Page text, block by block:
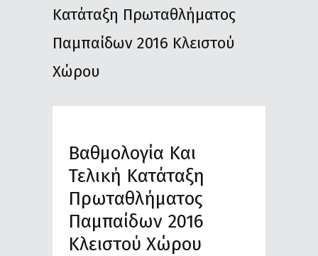
Κατάταξη Πρωταθλήματος
Παμπαίδων 2016 Κλειστού
Χώρου
Βαθμολογία Και
Τελική Κατάταξη
Πρωταθλήματος
Παμπαίδων 2016
Κλειστού Χώρου